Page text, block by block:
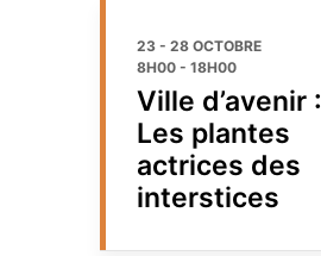
23 - 28 OCTOBRE
8H00 - 18H00
Ville d’avenir :
Les plantes
actrices des
interstices